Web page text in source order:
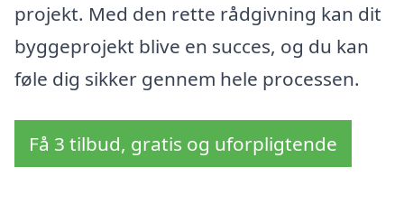
projekt. Med den rette rådgivning kan dit
byggeprojekt blive en succes, og du kan
føle dig sikker gennem hele processen.
Få 3 tilbud, gratis og uforpligtende